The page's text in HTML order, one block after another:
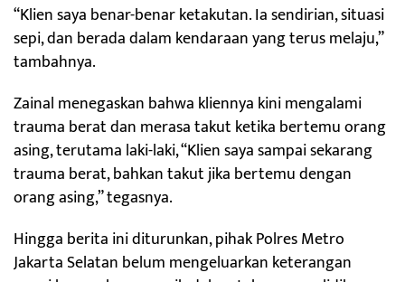
“Klien saya benar-benar ketakutan. Ia sendirian, situasi
sepi, dan berada dalam kendaraan yang terus melaju,”
tambahnya.
Zainal menegaskan bahwa kliennya kini mengalami
trauma berat dan merasa takut ketika bertemu orang
asing, terutama laki-laki, “Klien saya sampai sekarang
trauma berat, bahkan takut jika bertemu dengan
orang asing,” tegasnya.
Hingga berita ini diturunkan, pihak Polres Metro
Jakarta Selatan belum mengeluarkan keterangan